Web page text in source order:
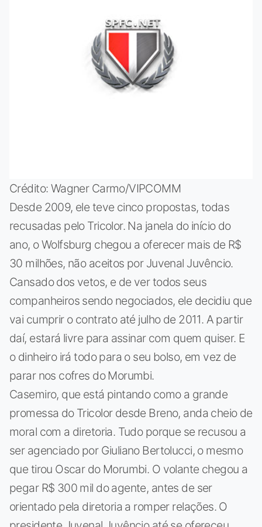
Crédito: Wagner Carmo/VIPCOMM
Desde 2009, ele teve cinco propostas, todas
recusadas pelo Tricolor. Na janela do início do
ano, o Wolfsburg chegou a oferecer mais de R$
30 milhões, não aceitos por Juvenal Juvêncio.
Cansado dos vetos, e de ver todos seus
companheiros sendo negociados, ele decidiu que
vai cumprir o contrato até julho de 2011. A partir
daí, estará livre para assinar com quem quiser. E
o dinheiro irá todo para o seu bolso, em vez de
parar nos cofres do Morumbi.
Casemiro, que está pintando como a grande
promessa do Tricolor desde Breno, anda cheio de
moral com a diretoria. Tudo porque se recusou a
ser agenciado por Giuliano Bertolucci, o mesmo
que tirou Oscar do Morumbi. O volante chegou a
pegar R$ 300 mil do agente, antes de ser
orientado pela diretoria a romper relações. O